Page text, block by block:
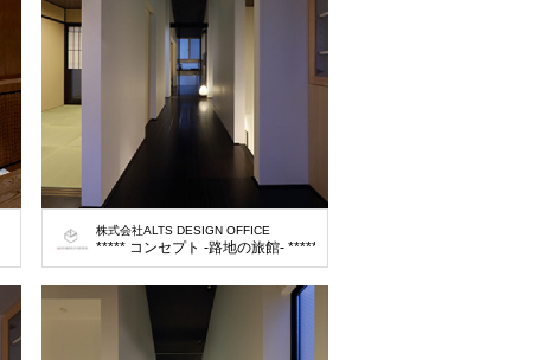
株式会社ALTS DESIGN OFFICE
***** コンセプト -路地の旅館- ***** 今回宇治で初めて行われる新築